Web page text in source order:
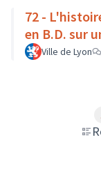
72 -
en B.D. sur
Ville de Lyon